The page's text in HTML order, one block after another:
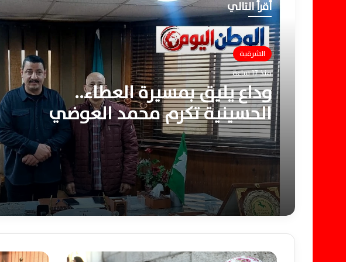
أقرأ التالي
الشرقية
منذ 17 ساعة
وداع يليق بمسيرة العطاء..
الحسينية تكرم محمد العوضي
والإبراهيمية ترحب بقيادته الجديدة
ه و